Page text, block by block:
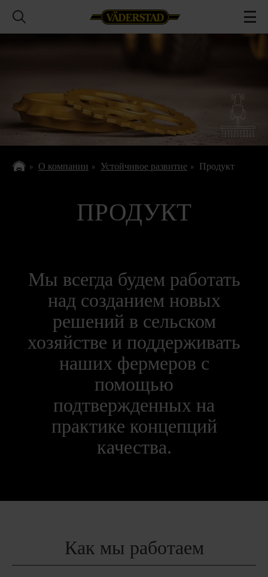
О компании Устойчивое развитие Продукт
ПРОДУКТ
Мы всегда будем работать
над созданием новых
решений в сельском
хозяйстве и поддерживать
наших фермеров с
помощью
подтвержденных на
практике концепций
качества.
Как мы работаем